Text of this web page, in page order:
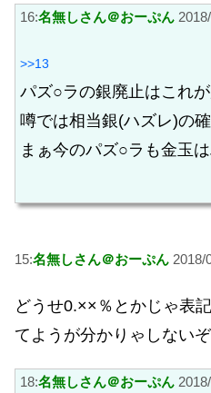
16:名無しさん＠おーぷん
>>13
パズ○ラの銀廃止はこれ
噂では相当銀(ハズレ)の
まぁ今のパズ○ラも金玉
15:名無しさん＠おーぷん 2018/
どうせ0.××％とかじゃ表
てようが分かりゃしないぞ
18:名無しさん＠おーぷん